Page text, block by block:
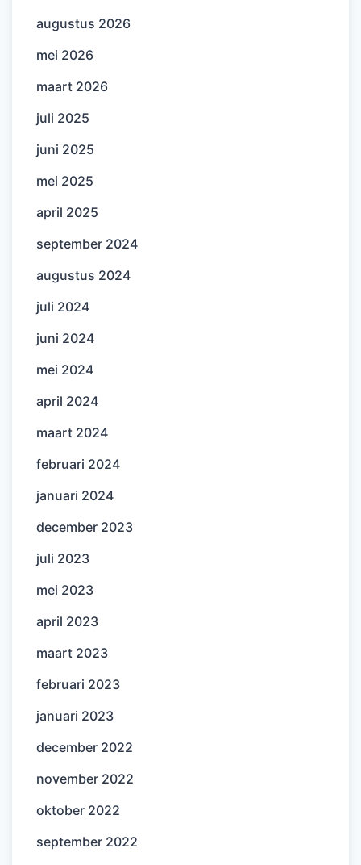
augustus 2026
mei 2026
maart 2026
juli 2025
juni 2025
mei 2025
april 2025
september 2024
augustus 2024
juli 2024
juni 2024
mei 2024
april 2024
maart 2024
februari 2024
januari 2024
december 2023
juli 2023
mei 2023
april 2023
maart 2023
februari 2023
januari 2023
december 2022
november 2022
oktober 2022
september 2022